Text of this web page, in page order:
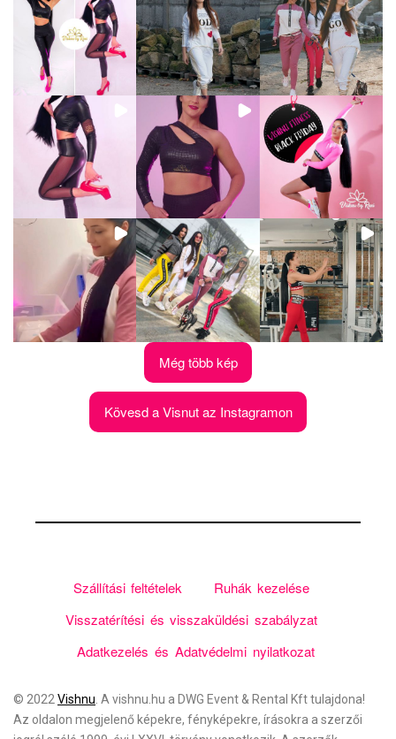
Még több kép
Kövesd a Visnut az Instagramon
Ruhák kezelése
Szállítási feltételek
Visszatérítési és visszaküldési szabályzat
Adatkezelés és Adatvédelmi nyilatkozat
© 2022 Vishnu . A vishnu.hu a DWG Event & Rental Kfttulajdona!
Az oldalon megjelenő képekre, fényképekre, írásokra a szerzői